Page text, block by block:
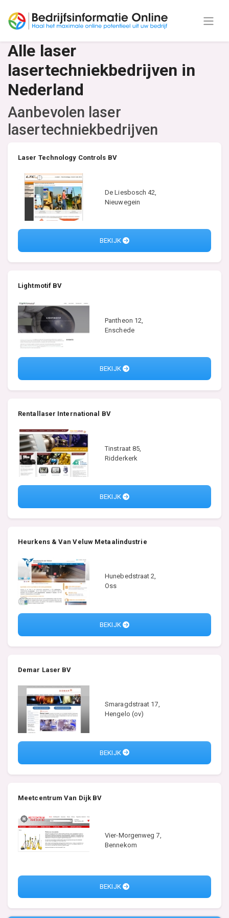
Alle laser
lasertechniekbedrijven in
Nederland
Aanbevolen laser
lasertechniekbedrijven
Laser Technology Controls BV
De Liesbosch 42,
Nieuwegein
BEKIJK
Lightmotif BV
Pantheon 12,
Enschede
BEKIJK
Rentallaser International BV
Tinstraat 85,
Ridderkerk
BEKIJK
Heurkens & Van Veluw Metaalindustrie
Hunebedstraat 2,
Oss
BEKIJK
Demar Laser BV
Smaragdstraat 17,
Hengelo (ov)
BEKIJK
Meetcentrum Van Dijk BV
Vier-Morgenweg 7,
Bennekom
BEKIJK